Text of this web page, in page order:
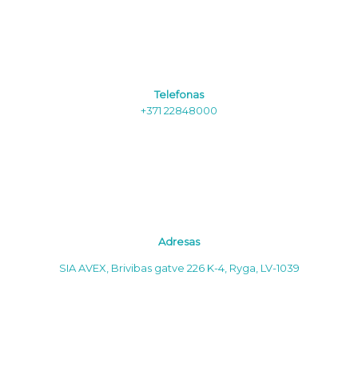
Telefonas
+371 22848000
Adresas
SIA AVEX, Brivibas gatve 226 K-4, Ryga, LV-1039